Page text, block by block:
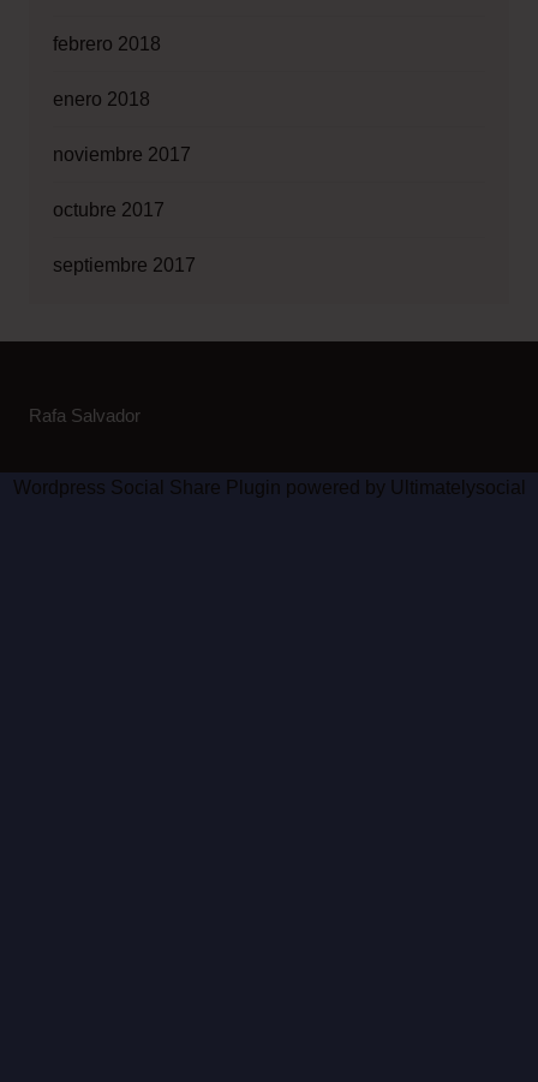
febrero 2018
enero 2018
noviembre 2017
octubre 2017
septiembre 2017
Rafa Salvador
Wordpress Social Share Plugin powered by Ultimatelysocial